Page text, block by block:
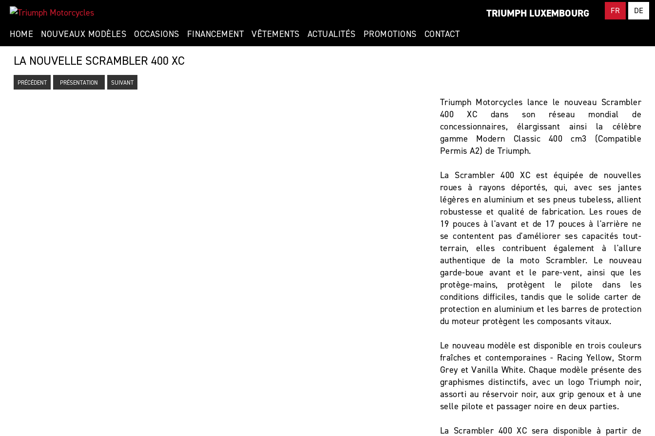
TRIUMPH LUXEMBOURG FR DE
HOME NOUVEAUX MODÈLES OCCASIONS FINANCEMENT VÊTEMENTS ACTUALITÉS PROMOTIONS CONTACT
LA NOUVELLE SCRAMBLER 400 XC
PRÉCÉDENT PRÉSENTATION SUIVANT
Triumph Motorcycles lance le nouveau Scrambler
400 XC dans son réseau mondial de
concessionnaires, élargissant ainsi la célèbre
gamme Modern Classic 400 cm3 (Compatible
Permis A2) de Triumph.
La Scrambler 400 XC est équipée de nouvelles
roues à rayons déportés, qui, avec ses jantes
légères en aluminium et ses pneus tubeless, allient
robustesse et qualité de fabrication. Les roues de
19 pouces à l'avant et de 17 pouces à l'arrière ne
se contentent pas d'améliorer ses capacités tout-
terrain, elles contribuent également à l'allure
authentique de la moto Scrambler. Le nouveau
garde-boue avant et le pare-vent, ainsi que les
protège-mains, protègent le pilote dans les
conditions difficiles, tandis que le solide carter de
protection en aluminium et les barres de protection
du moteur protègent les composants vitaux.
Le nouveau modèle est disponible en trois couleurs
fraîches et contemporaines - Racing Yellow, Storm
Grey et Vanilla White. Chaque modèle présente des
graphismes distinctifs, avec un logo Triumph noir,
assorti au réservoir noir, aux grip genoux et à une
selle pilote et passager noire en deux parties.
La Scrambler 400 XC sera disponible à partir de